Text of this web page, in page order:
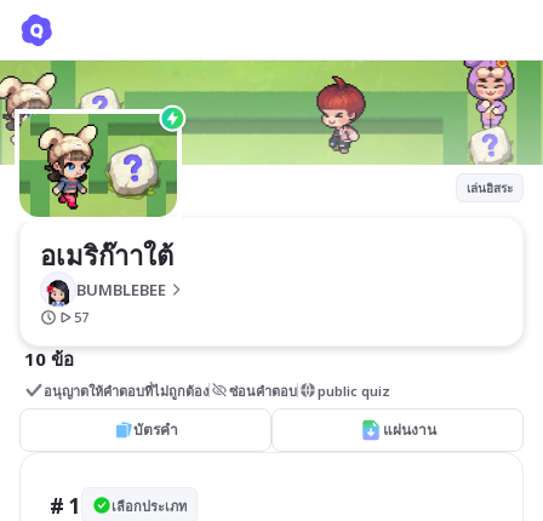
เล่นอิสระ
อเมริก๊าาใต้
BUMBLEBEE
57
10 ข้อ
อนุญาตให้คำตอบที่ไม่ถูกต้อง ซ่อนคำตอบ public quiz
บัตรคำ แผ่นงาน
# 1 เลือกประเภท